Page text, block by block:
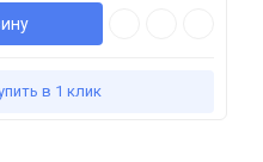
в 1 клик